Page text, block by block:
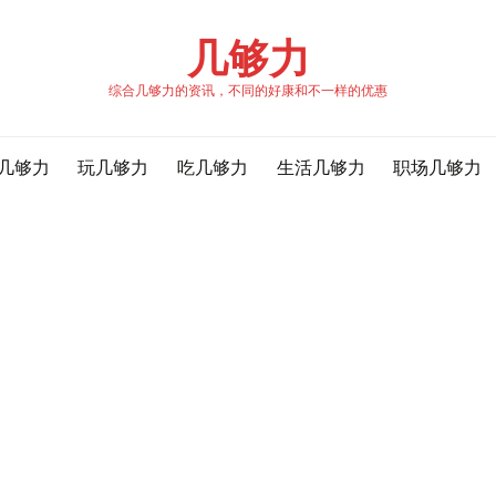
几够力
综合几够力的资讯，不同的好康和不一样的优惠
够力 玩几够力 吃几够力 生活几够力 职场几够力